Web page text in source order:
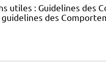
utiles : Guidelines des
des